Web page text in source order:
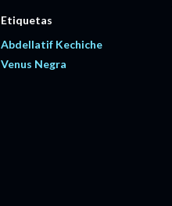
Etiquetas
Abdellatif Kechiche
Venus Negra